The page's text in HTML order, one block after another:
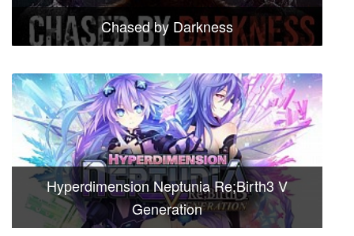
Chased by Darkness
Hyperdimension Neptunia Re;Birth3 V
Generation